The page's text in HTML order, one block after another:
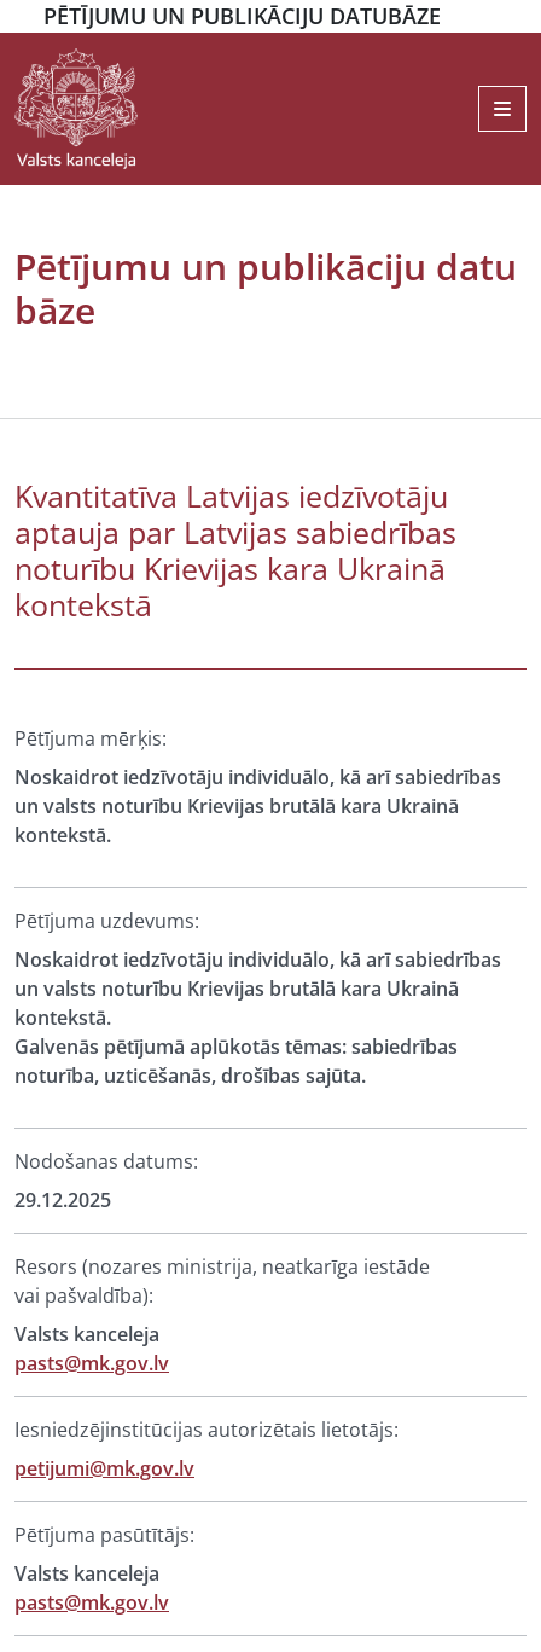
PĒTĪJUMU UN PUBLIKĀCIJU DATUBĀZE
Pētījumu un publikāciju datu
bāze
Kvantitatīva Latvijas iedzīvotāju
aptauja par Latvijas sabiedrības
noturību Krievijas kara Ukrainā
kontekstā
Pētījuma mērķis:
Noskaidrot iedzīvotāju individuālo, kā arī sabiedrības
un valsts noturību Krievijas brutālā kara Ukrainā
kontekstā.
Pētījuma uzdevums:
Noskaidrot iedzīvotāju individuālo, kā arī sabiedrības
un valsts noturību Krievijas brutālā kara Ukrainā
kontekstā.
Galvenās pētījumā aplūkotās tēmas: sabiedrības
noturība, uzticēšanās, drošības sajūta.
Nodošanas datums:
29.12.2025
Resors (nozares ministrija, neatkarīga iestāde
vai pašvaldība):
Valsts kanceleja
pasts@mk.gov.lv
Iesniedzējinstitūcijas autorizētais lietotājs:
petijumi@mk.gov.lv
Pētījuma pasūtītājs:
Valsts kanceleja
pasts@mk.gov.lv